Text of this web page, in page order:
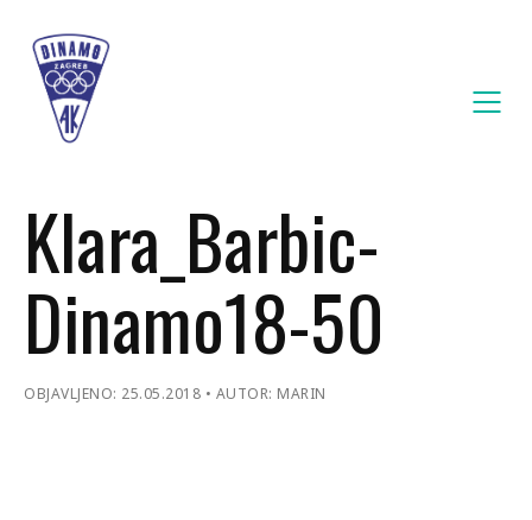
Klara_Barbic-
Dinamo18-50
OBJAVLJENO: 25.05.2018 AUTOR: MARIN